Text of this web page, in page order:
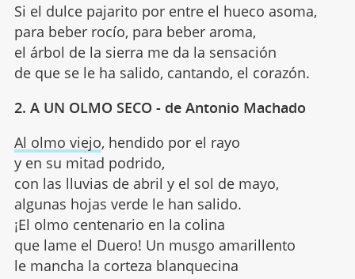
Si el dulce pajarito por entre el hueco asoma,
para beber rocío, para beber aroma,
el árbol de la sierra me da la sensación
de que se le ha salido, cantando, el corazón.
2. A UN OLMO SECO - de Antonio Machado
Al olmo viejo, hendido por el rayo
y en su mitad podrido,
con las lluvias de abril y el sol de mayo,
algunas hojas verde le han salido.
¡El olmo centenario en la colina
que lame el Duero! Un musgo amarillento
le mancha la corteza blanquecina